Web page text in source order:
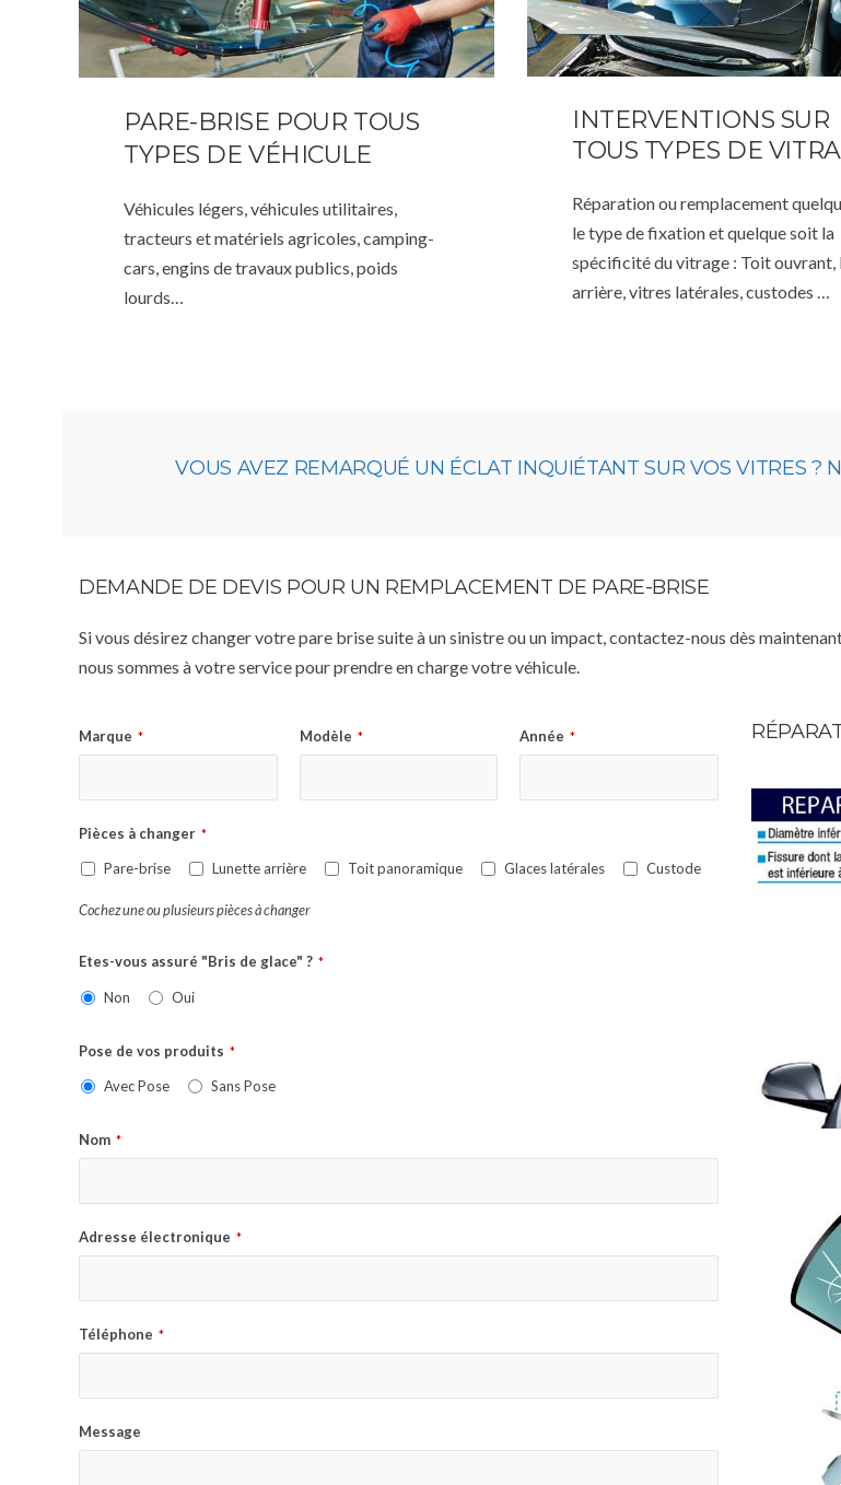
PARE-BRISE POUR TOUS
TYPES DE VÉHICULE
Véhicules légers, véhicules utilitaires,
tracteurs et matériels agricoles, camping-
cars, engins de travaux publics, poids
lourds…
INTERVENTIONS SUR
TOUS TYPES DE
Réparation ou remplacement
le type de fixation et quelque soit la
spécificité du vitrage : Toit ouvrant,
arrière, vitres latérales, custodes …
VOUS AVEZ REMARQUÉ UN ÉCLAT INQUIÉTANT SUR VOS VITRES ?
DEMANDE DE DEVIS POUR UN REMPLACEMENT DE PARE-BRISE
Si vous désirez changer votre pare brise suite à un sinistre ou un impact, contactez-nous dès
nous sommes à votre service pour prendre en charge votre véhicule.
Marque * Modèle * Année *
Pièces à changer *
Pare-brise Lunette arrière Toit panoramique Glaces latérales Custode
Cochez une ou plusieurs pièces à changer
Etes-vous assuré "Bris de glace" ? *
Non Oui
Pose de vos produits *
Avec Pose Sans Pose
Nom *
Adresse électronique *
Téléphone *
Message